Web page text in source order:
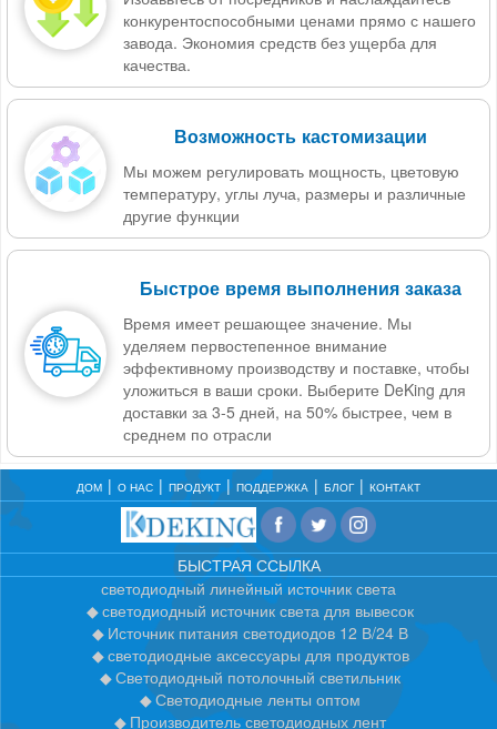
конкурентоспособными ценами прямо с нашего
завода. Экономия средств без ущерба для
качества.
Возможность кастомизации
Мы можем регулировать мощность, цветовую
температуру, углы луча, размеры и различные
другие функции
Быстрое время выполнения заказа
Время имеет решающее значение. Мы
уделяем первостепенное внимание
эффективному производству и поставке, чтобы
уложиться в ваши сроки. Выберите DeKing для
доставки за 3-5 дней, на 50% быстрее, чем в
среднем по отрасли
ДОМ О НАС ПРОДУКТ ПОДДЕРЖКА БЛОГ КОНТАКТ
БЫСТРАЯ ССЫЛКА
светодиодный линейный источник света
светодиодный источник света для вывесок
Источник питания светодиодов 12 В/24 В
светодиодные аксессуары для продуктов
Светодиодный потолочный светильник
Светодиодные ленты оптом
Производитель светодиодных лент